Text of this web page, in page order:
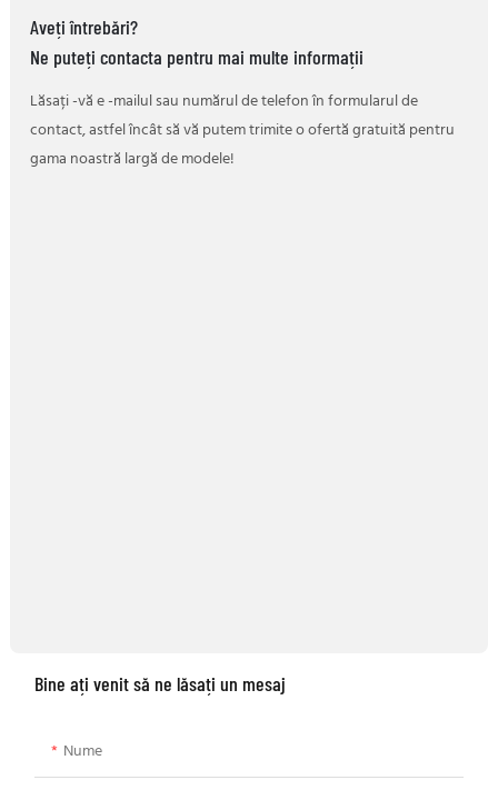
Aveți întrebări?
Ne puteți contacta pentru mai multe informații
Lăsați -vă e -mailul sau numărul de telefon în formularul de
contact, astfel încât să vă putem trimite o ofertă gratuită pentru
gama noastră largă de modele!
Bine ați venit să ne lăsați un mesaj
Nume